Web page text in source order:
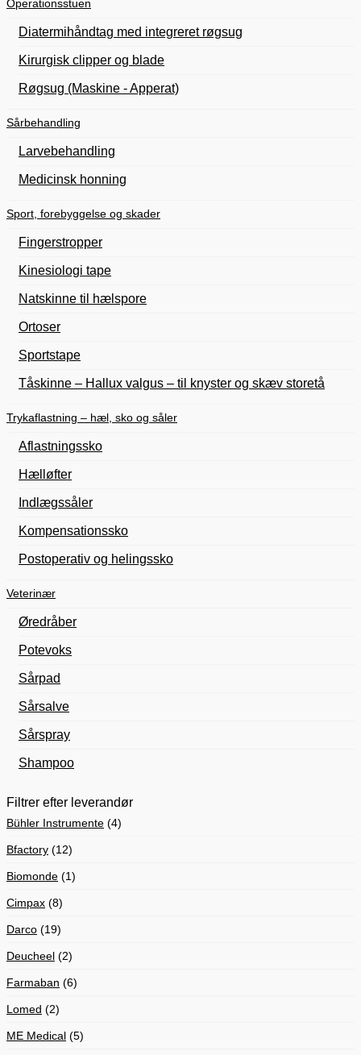
Operationsstuen
Diatermihåndtag med integreret røgsug
Kirurgisk clipper og blade
Røgsug (Maskine - Apperat)
Sårbehandling
Larvebehandling
Medicinsk honning
Sport, forebyggelse og skader
Fingerstropper
Kinesiologi tape
Natskinne til hælspore
Ortoser
Sportstape
Tåskinne – Hallux valgus – til knyster og skæv storetå
Trykaflastning – hæl, sko og såler
Aflastningssko
Hælløfter
Indlægssåler
Kompensationssko
Postoperativ og helingssko
Veterinær
Øredråber
Potevoks
Sårpad
Sårsalve
Sårspray
Shampoo
Filtrer efter leverandør
Bühler Instrumente (4)
Bfactory (12)
Biomonde (1)
Cimpax (8)
Darco (19)
Deucheel (2)
Farmaban (6)
Lomed (2)
ME Medical (5)